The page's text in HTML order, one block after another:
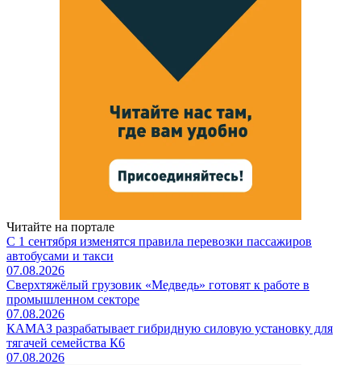
Читайте на портале
С 1 сентября изменятся правила перевозки пассажиров
автобусами и такси
07.08.2026
Сверхтяжёлый грузовик «Медведь» готовят к работе в
промышленном секторе
07.08.2026
КАМАЗ разрабатывает гибридную силовую установку для
тягачей семейства К6
07.08.2026